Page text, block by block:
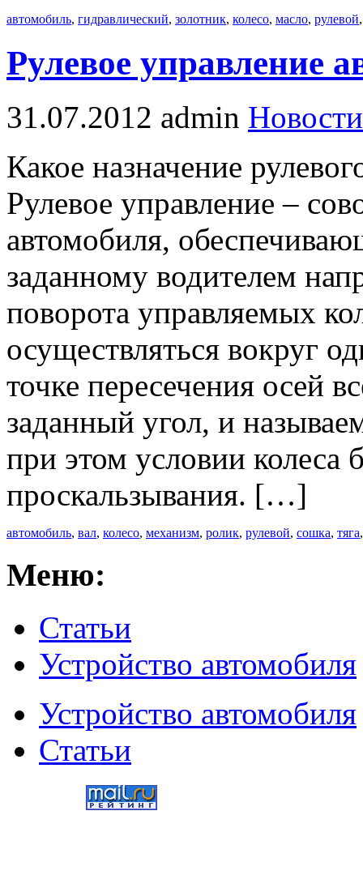
автомобиль, гидравлический, золотник, колесо, масло, рулевой
Рулевое управление
31.07.2012 admin Новости
Какое назначение
Рулевое управление –
автомобиля,
заданному водителем
поворота управляемых
осуществляться вокруг
точке пересечения осей
заданный угол, и
при этом условии колеса
проскальзывания. […]
автомобиль, вал, колесо, механизм, ролик, рулевой, сошка, тяга
Меню:
Статьи
Устройство автомобиля
Устройство автомобиля
Статьи